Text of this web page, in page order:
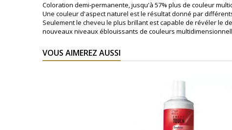
Coloration demi-permanente, jusqu'à 57% plus de couleur
Une couleur d'aspect naturel est le résultat donné par
Seulement le cheveu le plus brillant est capable de révéler le
nouveaux niveaux éblouissants de couleurs
VOUS AIMEREZ AUSSI